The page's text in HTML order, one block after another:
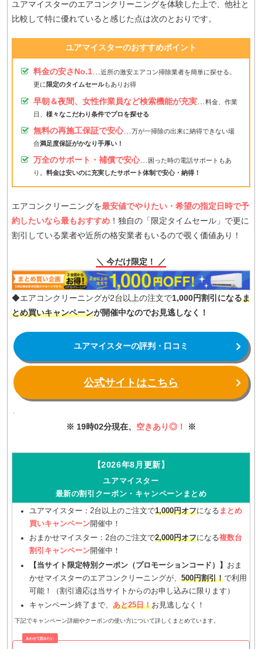
ユアマイスターのエアコンクリーニングを体験した上で、他社と
比較して特に優れていると感じた点は次のとおりです。
ユアマイスターのおすすめポイント
料金の安さNo.1…近所の激安エアコン掃除業者を簡単に探せる。
更に 限定のタイムセールもありお得
早朝＆夜間、女性作業員など検索機能が充実…
料金、作業
日、 様々なこだわり条件でプロを探せる
無料の再施工保証で安心…
万が一掃除の出来に納得できない場
合満足度保証がかなり手厚い！
万全のサポート・補償で安心… 困った時の電話サポートもあ
り。 料金は安いのに充実したサポート体制で安心・納得！
エアコンクリーニングを最安値でやりたい・希望の指定日時で予
約したいなら最もおすすめ ！独自の「限定タイムセール」で更に
割引している業者や近所の格安業者もいるので覗く価値あり！
＼ 今だけ限定！ ／
◆エアコンクリーニングが2台以上の注文で1,000円割引になるま
とめ買いキャンペーンが開催中なのでお見逃しなく！
ユアマイスターの評判・口コミ
公式サイトはこちら
※ 19時02分現在、 空きあり◎！ ※
【2026年8月更新】
ユアマイスター
最新の割引クーポン・キャンペーンまとめ
ユアマイスター：2台以上のご注文で1,000円オフになる まとめ
買いキャンペーン開催中！
おまかせマイスター：2台のご注文で2,000円オフになる複数台
割引キャンペーン開催中！
【当サイト限定特別クーポン（プロモーションコード）】
おま
かせマイスターのエアコンクリーニングが、 500円割引！で利用
可能！（割引適応は当サイトからのお申し込みに限ります）
キャンペーン終了まで、 あと25日！お見逃しなく！
下記でキャンペーン詳細やクーポンの使い方について詳しくまとめています。